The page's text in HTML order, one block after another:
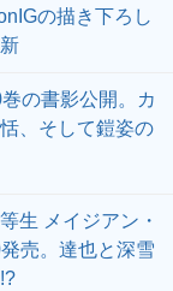
の描き下ろし
の書影公開。カ
、そして鎧姿の
生 メイジアン・
売。達也と深雪